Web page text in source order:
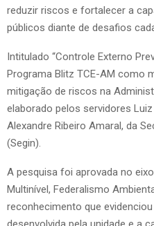
reduzir riscos e fortalecer a
públicos diante de desafios
Intitulado “Controle Externo
Programa Blitz TCE-AM como
mitigação de riscos na
elaborado pelos servidores
Alexandre Ribeiro Amaral, da
(Segin).
A pesquisa foi aprovada no
Multinível, Federalismo
reconhecimento que